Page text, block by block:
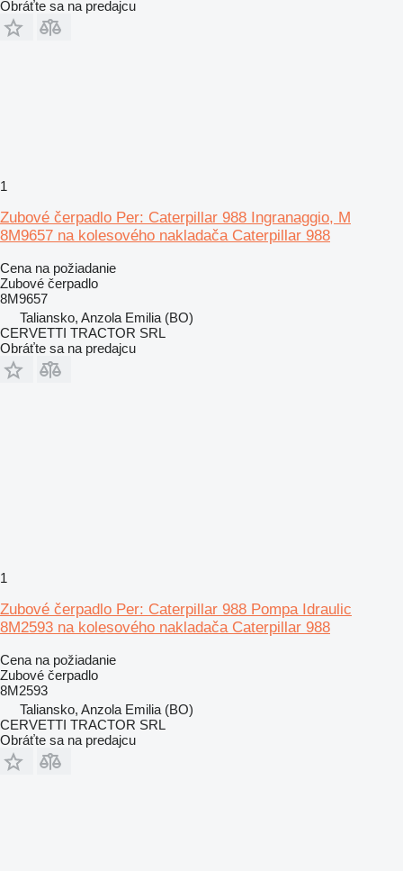
Obráťte sa na predajcu
1
Zubové čerpadlo Per: Caterpillar 988 Ingranaggio, M
8M9657 na kolesového nakladača Caterpillar 988
Cena na požiadanie
Zubové čerpadlo
8M9657
Taliansko, Anzola Emilia (BO)
CERVETTI TRACTOR SRL
Obráťte sa na predajcu
1
Zubové čerpadlo Per: Caterpillar 988 Pompa Idraulic
8M2593 na kolesového nakladača Caterpillar 988
Cena na požiadanie
Zubové čerpadlo
8M2593
Taliansko, Anzola Emilia (BO)
CERVETTI TRACTOR SRL
Obráťte sa na predajcu